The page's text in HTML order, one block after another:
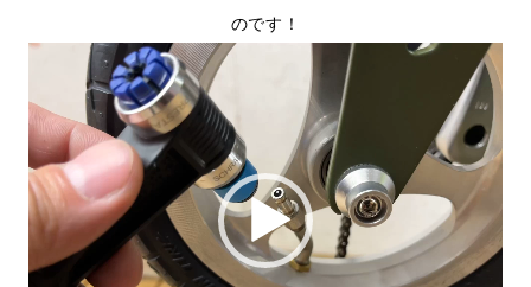
のです！
画
プ
レ
ー